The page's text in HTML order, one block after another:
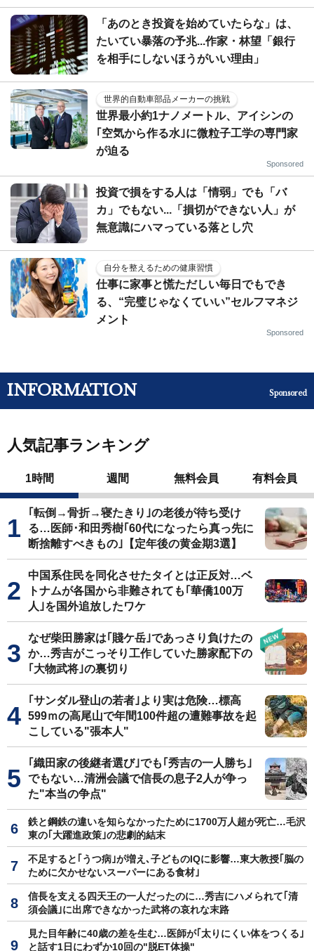
「あのとき投資を始めていたらな」は、
たいてい暴落の予兆...作家・林望「銀行
を相手にしないほうがいい理由」
世界的自動車部品メーカーの挑戦
世界最小約1ナノメートル、アイシンの
｢空気から作る水｣に微粒子工学の専門家
が迫る
Sponsored
投資で損をする人は「情弱」でも「バ
カ」でもない...「損切ができない人」が
無意識にハマっている落とし穴
自分を整えるための健康習慣
仕事に家事と慌ただしい毎日でもでき
る、“完璧じゃなくていい”セルフマネジ
メント
Sponsored
INFORMATION Sponsored
人気記事ランキング
1時間 週間 無料会員 有料会員
｢転倒→骨折→寝たきり｣の老後が待ち受け
る…医師･和田秀樹｢60代になったら真っ先に
断捨離すべきもの｣【定年後の黄金期3選】
中国系住民を同化させたタイとは正反対…ベ
トナムが各国から非難されても｢華僑100万
人｣を国外追放したワケ
なぜ柴田勝家は｢賤ケ岳｣であっさり負けたの
か…秀吉がこっそり工作していた勝家配下の
｢大物武将｣の裏切り
｢サンダル登山の若者｣より実は危険…標高
599ｍの高尾山で年間100件超の遭難事故を起
こしている"張本人"
｢織田家の後継者選び｣でも｢秀吉の一人勝ち｣
でもない…清洲会議で信長の息子2人が争っ
た"本当の争点"
鉄と鋼鉄の違いを知らなかったために1700万人超が死亡…毛沢
東の｢大躍進政策｣の悲劇的結末
不足すると｢うつ病｣が増え､子どものIQに影響…東大教授｢脳の
ために欠かせないスーパーにある食材｣
信長を支える四天王の一人だったのに…秀吉にハメられて｢清
須会議｣に出席できなかった武将の哀れな末路
見た目年齢に40歳の差を生む…医師が｢太りにくい体をつくる｣
と話す1日にわずか10回の"脱ET体操"